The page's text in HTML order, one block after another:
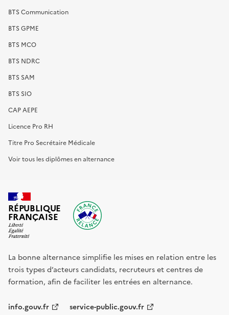
BTS Communication
BTS GPME
BTS MCO
BTS NDRC
BTS SAM
BTS SIO
CAP AEPE
Licence Pro RH
Titre Pro Secrétaire Médicale
Voir tous les diplômes en alternance
RÉPUBLIQUE
FRANÇAISE
La bonne alternance simplifie les mises en relation entre les
trois types d’acteurs candidats, recruteurs et centres de
formation, afin de faciliter les entrées en alternance.
info.gouv.fr service-public.gouv.fr